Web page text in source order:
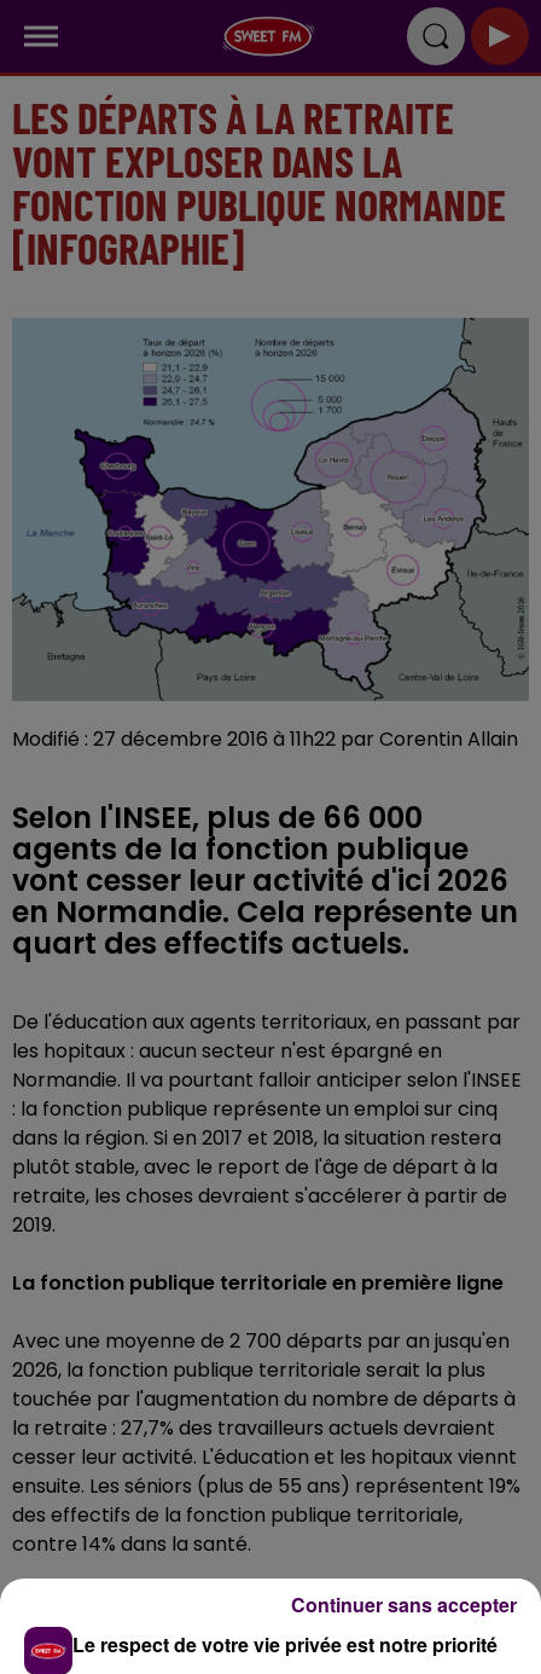
LES DÉPARTS À LA RETRAITE
VONT EXPLOSER DANS LA
FONCTION PUBLIQUE NORMANDE
[INFOGRAPHIE]
Modifié : 27 décembre 2016 à 11h22 par Corentin Allain
Selon l'INSEE, plus de 66 000
agents de la fonction publique
vont cesser leur activité d'ici 2026
en Normandie. Cela représente un
quart des effectifs actuels.
De l'éducation aux agents territoriaux, en passant par
les hopitaux : aucun secteur n'est épargné en
Normandie. Il va pourtant falloir anticiper selon l'INSEE
: la fonction publique représente un emploi sur cinq
dans la région. Si en 2017 et 2018, la situation restera
plutôt stable, avec le report de l'âge de départ à la
retraite, les choses devraient s'accélerer à partir de
2019.
La fonction publique territoriale en première ligne
Avec une moyenne de 2 700 départs par an jusqu'en
2026, la fonction publique territoriale serait la plus
touchée par l'augmentation du nombre de départs à
la retraite : 27,7% des travailleurs actuels devraient
cesser leur activité. L'éducation et les hopitaux viennt
ensuite. Les séniors (plus de 55 ans) représentent 19%
des effectifs de la fonction publique territoriale,
contre 14% dans la santé.
L'arrondissement d'Alençon parmi les plus
impactésLe respect de votre vie privée est notre priorité
Continuer sans accepter